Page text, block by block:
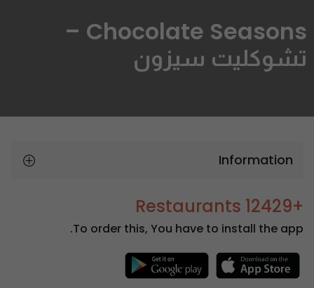
Chocolate Seasons –
تشوكليت سيزون
Information
+12429 Restaurants
To order this, You have to install the app.